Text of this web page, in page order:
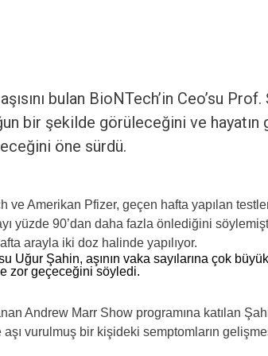
bulan BioNTech’in Ceo’su
bir şekilde görüleceğini ve hayatın
öne sürdü.
ve Amerikan Pfizer, geçen hafta yapılan
yüzde 90’dan daha fazla önlediğini
arayla iki doz halinde yapılıyor.
Uğur Şahin, aşının vaka sayılarına çok
zor geçeceğini söyledi.
Andrew Marr Show programına katılan
aşı vurulmuş bir kişideki semptomların